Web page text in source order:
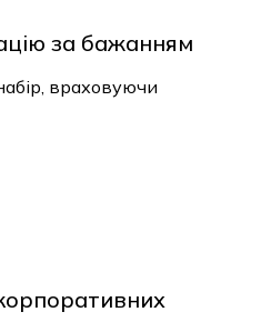
за бажанням
враховуючи